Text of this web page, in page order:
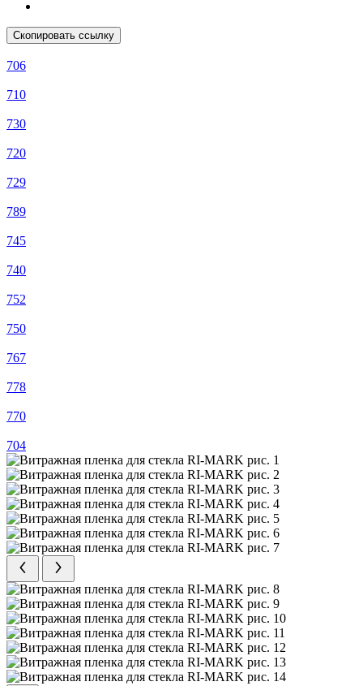
Скопировать ссылку
706
710
730
720
729
789
745
740
752
750
767
778
770
704